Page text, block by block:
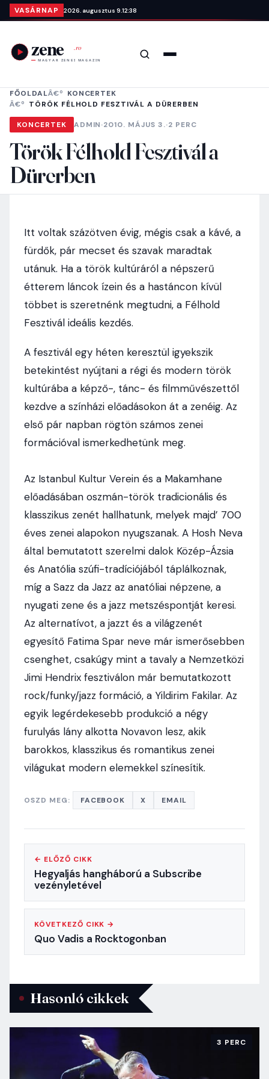
Ugrás a tartalomra
VASÁRNAP 2026. augusztus 9. 12:38
Keresés
FŐOLDAL
KONCERTEK
TÖRÖK FÉLHOLD FESZTIVÁL A DÜRERBEN
KONCERTEK ADMIN·2010. MÁJUS 3.·2 PERC
Török Félhold Fesztivál a
Dürerben
Itt voltak százötven évig, mégis csak a kávé, a
fürdők, pár mecset és szavak maradtak
utánuk. Ha a török kultúráról a népszerű
étterem láncok ízein és a hastáncon kívül
többet is szeretnénk megtudni, a Félhold
Fesztivál ideális kezdés.
A fesztivál egy héten keresztül igyekszik
betekintést nyújtani a régi és modern török
kultúrába a képző-, tánc- és filmművészettől
kezdve a színházi előadásokon át a zenéig. Az
első pár napban rögtön számos zenei
formációval ismerkedhetünk meg.
Az Istanbul Kultur Verein és a Makamhane
előadásában oszmán-török tradicionális és
klasszikus zenét hallhatunk, melyek majd’ 700
éves zenei alapokon nyugszanak. A Hosh Neva
által bemutatott szerelmi dalok Közép-Ázsia
és Anatólia szúfi-tradíciójából táplálkoznak,
míg a Sazz da Jazz az anatóliai népzene, a
nyugati zene és a jazz metszéspontját keresi.
Az alternatívot, a jazzt és a világzenét
egyesítő Fatima Spar neve már ismerősebben
csenghet, csakúgy mint a tavaly a Nemzetközi
Jimi Hendrix fesztiválon már bemutatkozott
rock/funky/jazz formáció, a Yildirim Fakilar. Az
egyik legérdekesebb produkció a négy
furulyás lány alkotta Novavon lesz, akik
barokkos, klasszikus és romantikus zenei
világukat modern elemekkel színesítik.
OSZD MEG: FACEBOOK X EMAIL
← ELŐZŐ CIKK
Hegyaljás hangháború a Subscribe
vezényletével
KÖVETKEZŐ CIKK →
Quo Vadis a Rocktogonban
Hasonló cikkek
3 PERC